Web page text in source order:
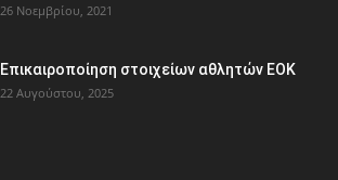
26 Νοεμβρίου, 2021
Eπικαιροποίηση στοιχείων αθλητών ΕΟΚ
22 Αυγούστου, 2025